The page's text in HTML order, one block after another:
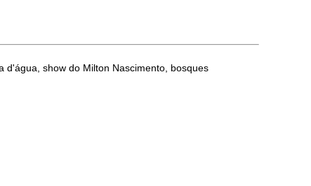
show do Milton Nascimento, bosques